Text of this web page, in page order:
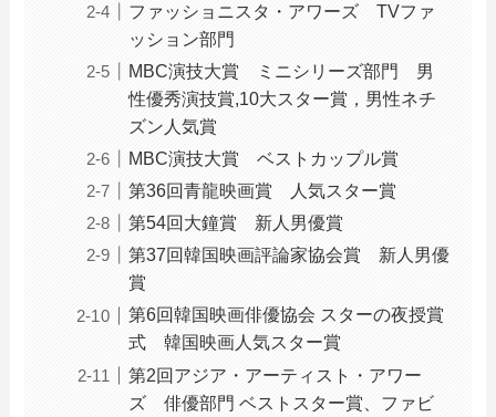
ファッショニスタ・アワーズ TVファ
ッション部門
MBC演技大賞 ミニシリーズ部門 男
性優秀演技賞,10大スター賞，男性ネチ
ズン人気賞
MBC演技大賞 ベストカップル賞
第36回青龍映画賞 人気スター賞
第54回大鐘賞 新人男優賞
第37回韓国映画評論家協会賞 新人男優
賞
第6回韓国映画俳優協会 スターの夜授賞
式 韓国映画人気スター賞
第2回アジア・アーティスト・アワー
ズ 俳優部門 ベストスター賞、ファビ